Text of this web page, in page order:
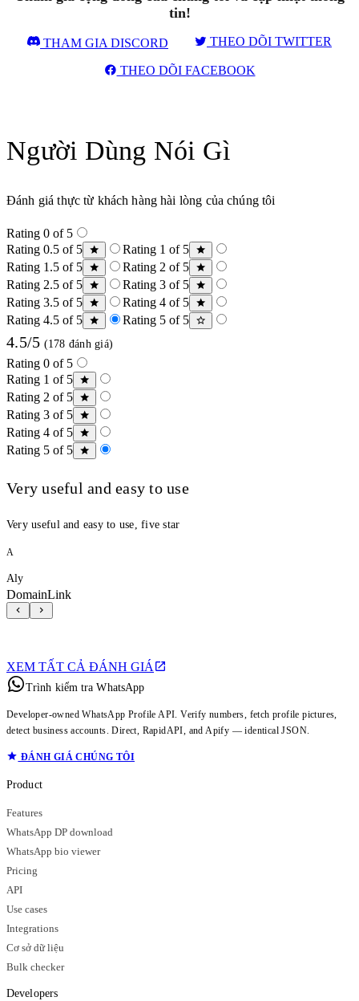
tin!
THAM GIA DISCORD THEO DÕI TWITTER
THEO DÕI FACEBOOK
Người Dùng Nói Gì
Đánh giá thực từ khách hàng hài lòng của chúng tôi
Rating 0 of 5
Rating 0.5 of 5
Rating 1 of 5
Rating 1.5 of 5
Rating 2 of 5
Rating 2.5 of 5
Rating 3 of 5
Rating 3.5 of 5
Rating 4 of 5
Rating 4.5 of 5
Rating 5 of 5
4.5/5 (178 đánh giá)
Rating 0 of 5
Rating 1 of 5
Rating 2 of 5
Rating 3 of 5
Rating 4 of 5
Rating 5 of 5
Very useful and easy to use
Very useful and easy to use, five star
A
Aly
DomainLink
XEM TẤT CẢ ĐÁNH GIÁ
Trình kiểm tra WhatsApp
Developer-owned WhatsApp Profile API. Verify numbers, fetch profile pictures,
detect business accounts. Direct, RapidAPI, and Apify — identical JSON.
ĐÁNH GIÁ CHÚNG TÔI
Product
Features
WhatsApp DP download
WhatsApp bio viewer
Pricing
API
Use cases
Integrations
Cơ sở dữ liệu
Bulk checker
Developers